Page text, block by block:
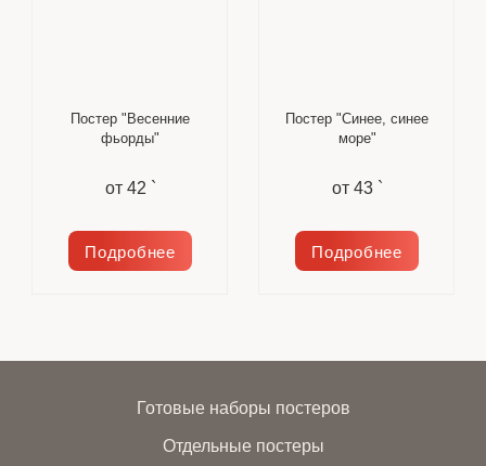
Постер "Весенние
фьорды"
от 42 `
Подробнее
Постер "Синее, синее
море"
от 43 `
Подробнее
Готовые наборы постеров
Отдельные постеры